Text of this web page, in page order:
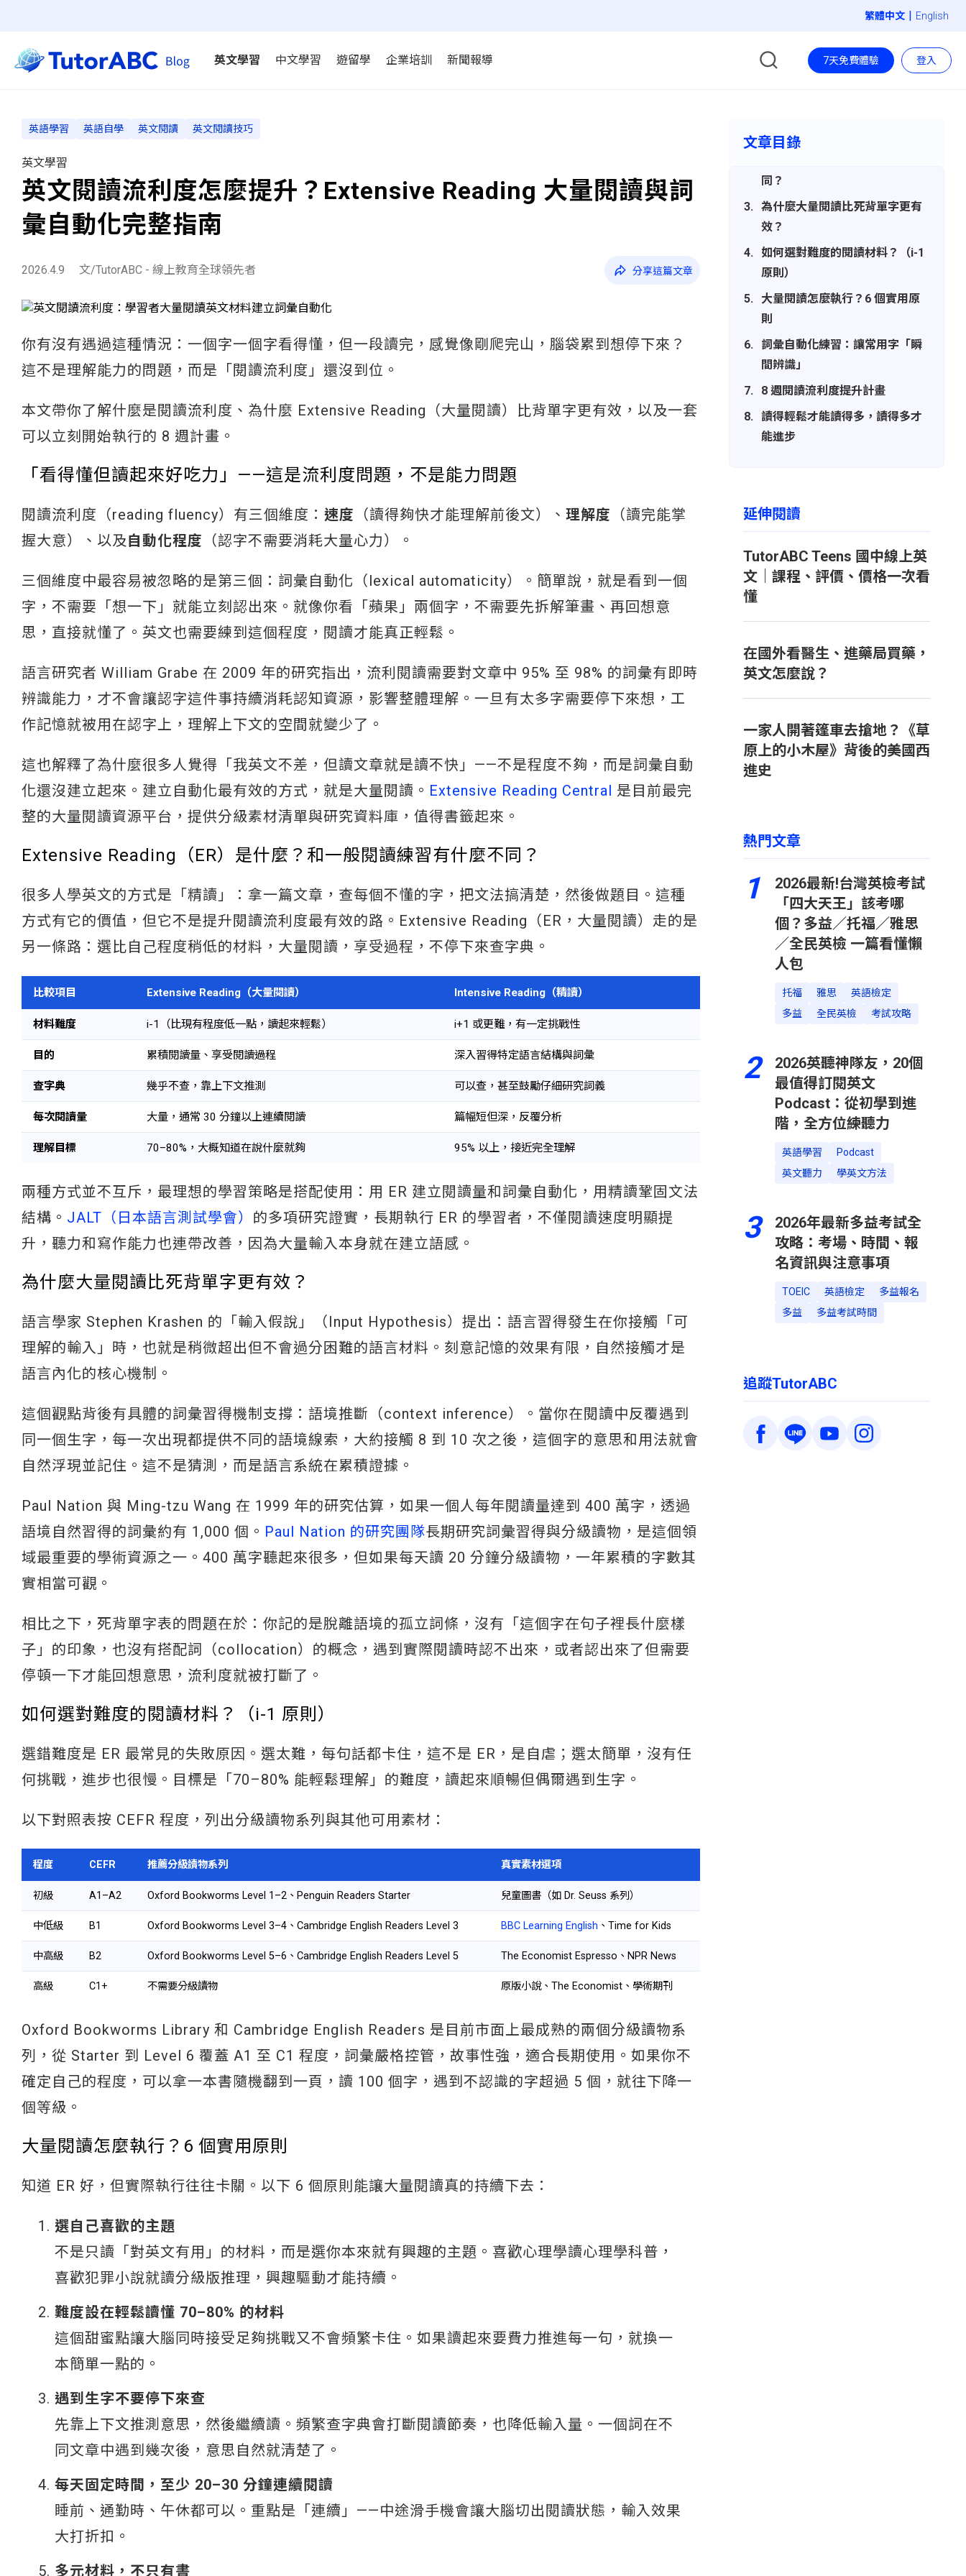
| English
英文學習 中文學習 遊留學 企業培訓 新聞報導 7天免費體驗 登入
英語學習 英語自學 英文閱讀 英文閱讀技巧
英文學習
英文閱讀流利度怎麼提升？Extensive Reading 大量閱讀與詞
彙自動化完整指南
2026.4.9 文/TutorABC - 線上教育全球領先者 分享這篇文章
你有沒有遇過這種情況：一個字一個字看得懂，但一段讀完，感覺像剛爬完山，腦袋累到想停下來？
這不是理解能力的問題，而是「閱讀流利度」還沒到位。
本文帶你了解什麼是閱讀流利度、為什麼 Extensive Reading（大量閱讀）比背單字更有效，以及一套
可以立刻開始執行的 8 週計畫。
「看得懂但讀起來好吃力」——這是流利度問題，不是能力問題
閱讀流利度（reading fluency）有三個維度： 速度 （讀得夠快才能理解前後文）、 理解度 （讀完能掌
握大意）、以及自動化程度 （認字不需要消耗大量心力）。
三個維度中最容易被忽略的是第三個：詞彙自動化（lexical automaticity）。簡單說，就是看到一個
字，不需要「想一下」就能立刻認出來。就像你看「蘋果」兩個字，不需要先拆解筆畫、再回想意
思，直接就懂了。英文也需要練到這個程度，閱讀才能真正輕鬆。
語言研究者 William Grabe 在 2009 年的研究指出，流利閱讀需要對文章中 95% 至 98% 的詞彙有即時
辨識能力，才不會讓認字這件事持續消耗認知資源，影響整體理解。一旦有太多字需要停下來想，工
作記憶就被用在認字上，理解上下文的空間就變少了。
這也解釋了為什麼很多人覺得「我英文不差，但讀文章就是讀不快」——不是程度不夠，而是詞彙自動
化還沒建立起來。建立自動化最有效的方式，就是大量閱讀。 Extensive Reading Central 是目前最完
整的大量閱讀資源平台，提供分級素材清單與研究資料庫，值得書籤起來。
Extensive Reading（ER）是什麼？和一般閱讀練習有什麼不同？
很多人學英文的方式是「精讀」：拿一篇文章，查每個不懂的字，把文法搞清楚，然後做題目。這種
方式有它的價值，但它不是提升閱讀流利度最有效的路。Extensive Reading（ER，大量閱讀）走的是
另一條路：選比自己程度稍低的材料，大量閱讀，享受過程，不停下來查字典。
比較項目 Extensive Reading（大量閱讀） Intensive Reading（精讀）
材料難度 i-1（比現有程度低一點，讀起來輕鬆） i+1 或更難，有一定挑戰性
目的 累積閱讀量、享受閱讀過程 深入習得特定語言結構與詞彙
查字典 幾乎不查，靠上下文推測 可以查，甚至鼓勵仔細研究詞義
每次閱讀量 大量，通常 30 分鐘以上連續閱讀 篇幅短但深，反覆分析
理解目標 70–80%，大概知道在說什麼就夠 95% 以上，接近完全理解
兩種方式並不互斥，最理想的學習策略是搭配使用：用 ER 建立閱讀量和詞彙自動化，用精讀鞏固文法
結構。 JALT（日本語言測試學會） 的多項研究證實，長期執行 ER 的學習者，不僅閱讀速度明顯提
升，聽力和寫作能力也連帶改善，因為大量輸入本身就在建立語感。
為什麼大量閱讀比死背單字更有效？
語言學家 Stephen Krashen 的「輸入假說」（Input Hypothesis）提出：語言習得發生在你接觸「可
理解的輸入」時，也就是稍微超出但不會過分困難的語言材料。刻意記憶的效果有限，自然接觸才是
語言內化的核心機制。
這個觀點背後有具體的詞彙習得機制支撐：語境推斷（context inference）。當你在閱讀中反覆遇到
同一個生字，每一次出現都提供不同的語境線索，大約接觸 8 到 10 次之後，這個字的意思和用法就會
自然浮現並記住。這不是猜測，而是語言系統在累積證據。
Paul Nation 與 Ming-tzu Wang 在 1999 年的研究估算，如果一個人每年閱讀量達到 400 萬字，透過
語境自然習得的詞彙約有 1,000 個。 Paul Nation 的研究團隊長期研究詞彙習得與分級讀物，是這個領
域最重要的學術資源之一。400 萬字聽起來很多，但如果每天讀 20 分鐘分級讀物，一年累積的字數其
實相當可觀。
相比之下，死背單字表的問題在於：你記的是脫離語境的孤立詞條，沒有「這個字在句子裡長什麼樣
子」的印象，也沒有搭配詞（collocation）的概念，遇到實際閱讀時認不出來，或者認出來了但需要
停頓一下才能回想意思，流利度就被打斷了。
如何選對難度的閱讀材料？（i-1 原則）
選錯難度是 ER 最常見的失敗原因。選太難，每句話都卡住，這不是 ER，是自虐；選太簡單，沒有任
何挑戰，進步也很慢。目標是「70–80% 能輕鬆理解」的難度，讀起來順暢但偶爾遇到生字。
以下對照表按 CEFR 程度，列出分級讀物系列與其他可用素材：
程度 CEFR 推薦分級讀物系列 真實素材選項
初級 A1–A2 Oxford Bookworms Level 1–2、Penguin Readers Starter 兒童圖書（如 Dr. Seuss 系列）
中低級 B1 Oxford Bookworms Level 3–4、Cambridge English Readers Level 3 BBC Learning English 、Time for Kids
中高級 B2 Oxford Bookworms Level 5–6、Cambridge English Readers Level 5 The Economist Espresso、NPR News
高級 C1+ 不需要分級讀物 原版小說、The Economist、學術期刊
Oxford Bookworms Library 和 Cambridge English Readers 是目前市面上最成熟的兩個分級讀物系
列，從 Starter 到 Level 6 覆蓋 A1 至 C1 程度，詞彙嚴格控管，故事性強，適合長期使用。如果你不
確定自己的程度，可以拿一本書隨機翻到一頁，讀 100 個字，遇到不認識的字超過 5 個，就往下降一
個等級。
大量閱讀怎麼執行？6 個實用原則
知道 ER 好，但實際執行往往卡關。以下 6 個原則能讓大量閱讀真的持續下去：
選自己喜歡的主題
不是只讀「對英文有用」的材料，而是選你本來就有興趣的主題。喜歡心理學讀心理學科普，
喜歡犯罪小說就讀分級版推理，興趣驅動才能持續。
難度設在輕鬆讀懂 70–80% 的材料
這個甜蜜點讓大腦同時接受足夠挑戰又不會頻繁卡住。如果讀起來要費力推進每一句，就換一
本簡單一點的。
遇到生字不要停下來查
先靠上下文推測意思，然後繼續讀。頻繁查字典會打斷閱讀節奏，也降低輸入量。一個詞在不
同文章中遇到幾次後，意思自然就清楚了。
每天固定時間，至少 20–30 分鐘連續閱讀
睡前、通勤時、午休都可以。重點是「連續」——中途滑手機會讓大腦切出閱讀狀態，輸入效果
大打折扣。
多元材料，不只有書
文章目錄
Extensive Reading（ER）是什
同？
為什麼大量閱讀比死背單字更有
效？
如何選對難度的閱讀材料？（i-1
原則）
大量閱讀怎麼執行？6 個實用原
則
詞彙自動化練習：讓常用字「瞬
間辨識」
8 週閱讀流利度提升計畫
讀得輕鬆才能讀得多，讀得多才
能進步
延伸閱讀
TutorABC Teens 國中線上英
文｜課程、評價、價格一次看
懂
在國外看醫生、進藥局買藥，
英文怎麼說？
一家人開著篷車去搶地？《草
原上的小木屋》背後的美國西
進史
熱門文章
1
2026最新!台灣英檢考試
「四大天王」該考哪
個？多益／托福／雅思
／全民英檢 一篇看懂懶
人包
托福 雅思
英語檢定
多益
全民英檢 考試攻略
2
2026英聽神隊友，20個
最值得訂閱英文
Podcast：從初學到進
階，全方位練聽力
英語學習
Podcast
英文聽力
學英文方法
3
2026年最新多益考試全
攻略：考場、時間、報
名資訊與注意事項
TOEIC 英語檢定
多益報名
多益
多益考試時間
追蹤TutorABC